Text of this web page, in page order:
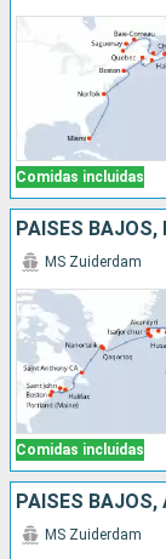
Comidas incluidas
Comidas incluidas
MS Zuiderdam
MS Zuiderdam